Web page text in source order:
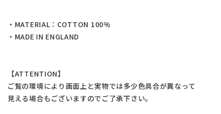
・MATERIAL：COTTON 100%
・MADE IN ENGLAND
【ATTENTION】
ご覧の環境により画面上と実物では多少色具合が異なって
見える場合もございますのでご了承下さい。